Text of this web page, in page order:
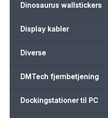
Dinosaurus wallstickers
Display kabler
Diverse
DMTech fjernbetjening
Dockingstationer til PC